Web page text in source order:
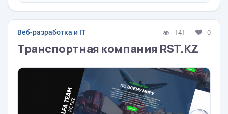
Веб-разработка и IT 141 0
Транспортная компания RST.KZ